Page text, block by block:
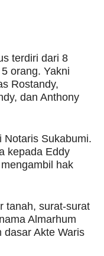
terdiri dari 8
orang. Yakni
Rostandy,
dan Anthony
Notaris Sukabumi.
kepada Eddy
hak
tanah, surat-surat
Almarhum
dasar Akte Waris